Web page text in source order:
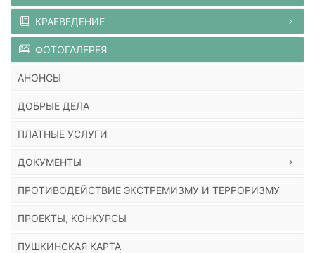
КРАЕВЕДЕНИЕ
ФОТОГАЛЕРЕЯ
АНОНСЫ
ДОБРЫЕ ДЕЛА
ПЛАТНЫЕ УСЛУГИ
ДОКУМЕНТЫ
ПРОТИВОДЕЙСТВИЕ ЭКСТРЕМИЗМУ И ТЕРРОРИЗМУ
ПРОЕКТЫ, КОНКУРСЫ
ПУШКИНСКАЯ КАРТА